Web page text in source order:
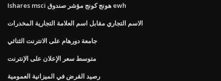
Ishares msci هونج كونج مؤشر صندوق ewh
الاسم التجاري مقابل اسم العلامة التجارية المخدرات
جامعة دورهام على الانترنت الثنائي
متوسط ​​سعر الإعلان على الإنترنت
رصيد القرض في الميزانية العمومية